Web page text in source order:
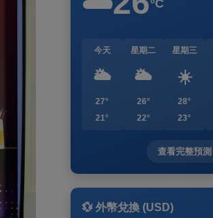
°C
今天
🌥️
27°
21°
星期二
🌥️
26°
22°
星期三
☀️
28°
23°
查看完整預測
💱 外幣兌換 (USD)